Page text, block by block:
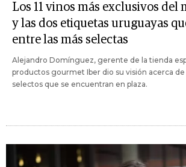
Los 11 vinos más exclusivos del
y las dos etiquetas uruguayas
entre las más selectas
Alejandro Domínguez, gerente de la tienda
productos gourmet Iber dio su visión acerca de
selectos que se encuentran en plaza.